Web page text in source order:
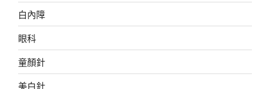
白內障
眼科
童顏針
美白針